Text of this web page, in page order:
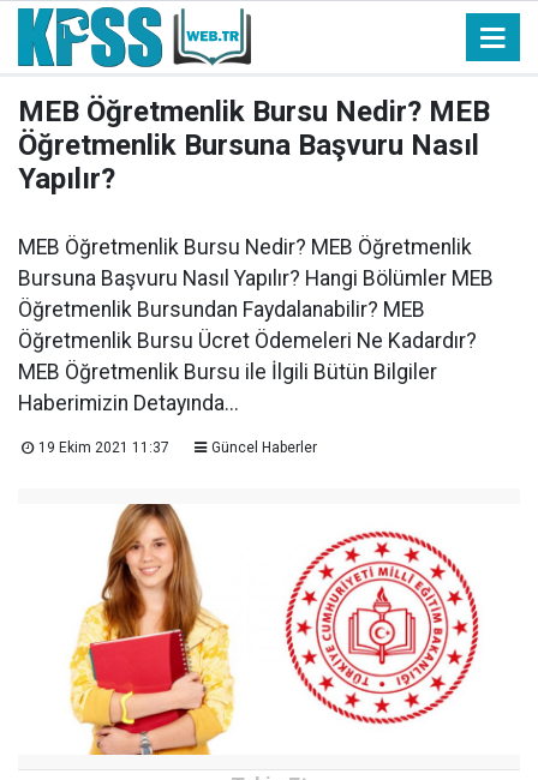
MEB Öğretmenlik Bursu Nedir? MEB
Öğretmenlik Bursuna Başvuru Nasıl
Yapılır?
MEB Öğretmenlik Bursu Nedir? MEB Öğretmenlik
Bursuna Başvuru Nasıl Yapılır? Hangi Bölümler MEB
Öğretmenlik Bursundan Faydalanabilir? MEB
Öğretmenlik Bursu Ücret Ödemeleri Ne Kadardır?
MEB Öğretmenlik Bursu ile İlgili Bütün Bilgiler
Haberimizin Detayında...
19 Ekim 2021 11:37 Güncel Haberler